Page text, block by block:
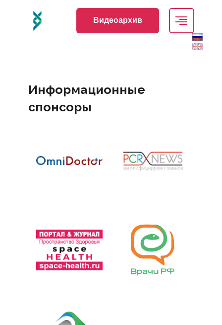
Видеоархив
Информационные
спонсоры